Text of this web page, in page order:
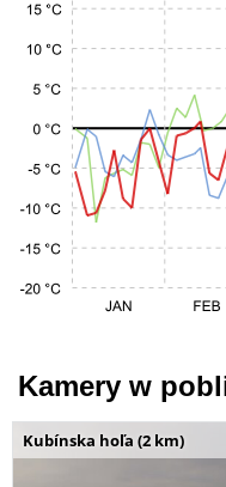
Kamery w
Kubínska hoľa (2 km)